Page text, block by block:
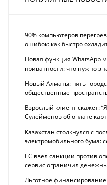
90% компьютеров
ошибок: как быстро
Новая функция WhatsApp
приватности: что нужно
Новый Алматы: пять
общественные
Взрослый клиент скажет:
Сулейменов об оплате
Казахстан столкнулся с
электромобильного бума:
ЕС ввел санкции против
сервис ограничил
Льготное